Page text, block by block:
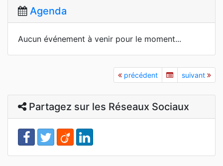
Agenda
Aucun événement à venir pour le moment...
précédent suivant
Partagez sur les Réseaux Sociaux